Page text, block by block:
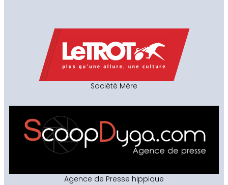
Société Mère
Agence de Presse hippique